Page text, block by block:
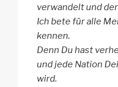
verwandelt und
Ich bete für alle
kennen.
Denn Du hast
und jede Nation
wird.